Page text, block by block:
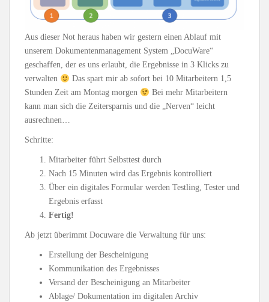
Aus dieser Not heraus haben wir gestern einen Ablauf mit
unserem Dokumentenmanagement System „DocuWare“
geschaffen, der es uns erlaubt, die Ergebnisse in 3 Klicks zu
verwalten
Das spart mir ab sofort bei 10 Mitarbeitern 1,5
Stunden Zeit am Montag morgen
Bei mehr Mitarbeitern
kann man sich die Zeitersparnis und die „Nerven“ leicht
ausrechnen…
Schritte:
Mitarbeiter führt Selbsttest durch
Nach 15 Minuten wird das Ergebnis kontrolliert
Über ein digitales Formular werden Testling, Tester und
Ergebnis erfasst
Fertig!
Ab jetzt überimmt Docuware die Verwaltung für uns:
Erstellung der Bescheinigung
Kommunikation des Ergebnisses
Versand der Bescheinigung an Mitarbeiter
Ablage/ Dokumentation im digitalen Archiv